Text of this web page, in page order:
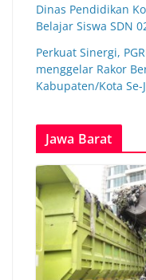
Dinas Pendidikan
Belajar Siswa SDN
Perkuat Sinergi,
menggelar Rakor
Kabupaten/Kota Se-
Jawa Barat